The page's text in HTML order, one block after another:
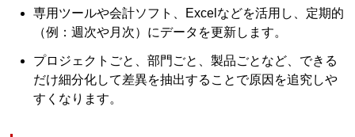
専用ツールや会計ソフト、Excelなどを活用し、定期的
（例：週次や月次）にデータを更新します。
プロジェクトごと、部門ごと、製品ごとなど、できる
だけ細分化して差異を抽出することで原因を追究しや
すくなります。